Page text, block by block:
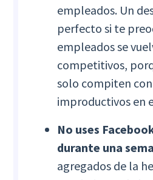
empleados. Un
perfecto si te
empleados se
competitivos,
solo compiten
improductivos en
No uses
durante una
agregados de la